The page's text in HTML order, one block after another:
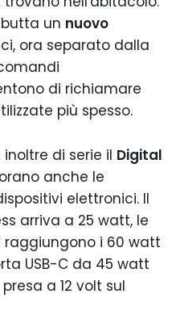
un nuovo
ora separato dalla
di richiamare
più spesso.
di serie il Digital
anche le
elettronici. Il
arriva a 25 watt, le
raggiungono i 60 watt
USB-C da 45 watt
a 12 volt sul